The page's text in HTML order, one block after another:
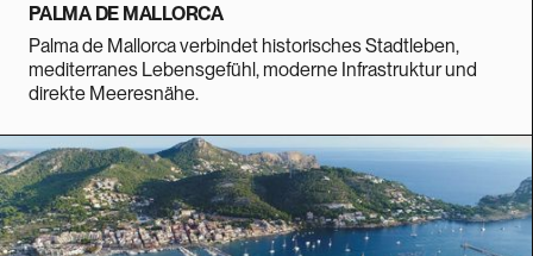
PALMA DE MALLORCA
Palma de Mallorca verbindet historisches Stadtleben,
mediterranes Lebensgefühl, moderne Infrastruktur und
direkte Meeresnähe.